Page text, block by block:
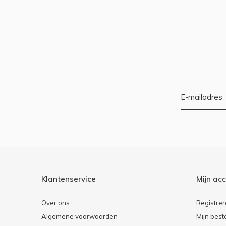
Klantenservice
Over ons
Algemene voorwaarden
Mijn
Mijn